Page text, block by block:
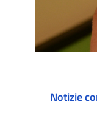
Notizie